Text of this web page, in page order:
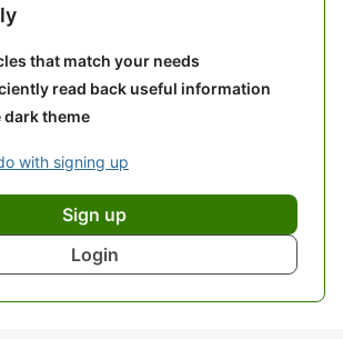
that match your needs
read back useful information
dark theme
with signing up
Sign up
Login